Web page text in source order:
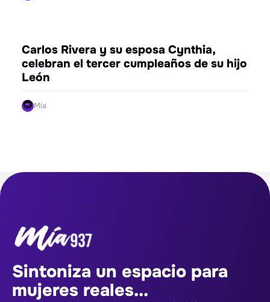
ENTRETENIMIENTO
Carlos Rivera y su esposa Cynthia,
celebran el tercer cumpleaños de su hijo
León
Mía
Sintoniza un espacio para
mujeres reales...